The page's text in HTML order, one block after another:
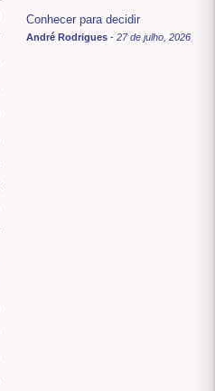
Conhecer para decidir
André Rodrigues - 27 de julho, 2026